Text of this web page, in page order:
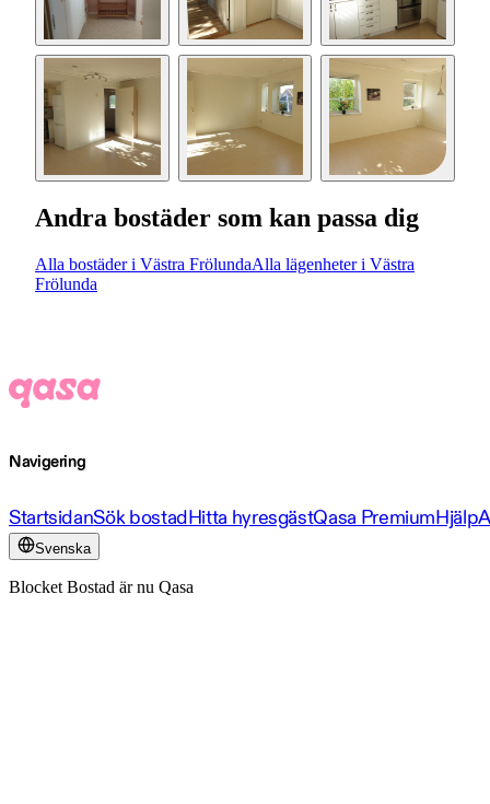
Andra bostäder som kan passa dig
Alla bostäder i Västra FrölundaAlla lägenheter i Västra
Frölunda
Navigering
StartsidanSök bostadHitta hyresgästQasa PremiumHjälp
Svenska
Blocket Bostad är nu Qasa